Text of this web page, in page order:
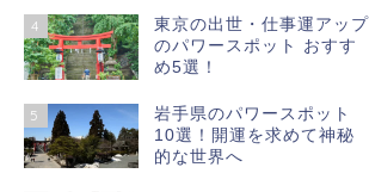
4
東京の出世・仕事運アップ
のパワースポット おすす
め5選！
5
岩手県のパワースポット
10選！開運を求めて神秘
的な世界へ